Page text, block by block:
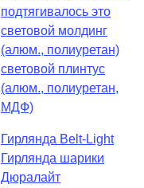
подтягивалось это
световой молдинг
(алюм., полиуретан)
световой плинтус
(алюм., полиуретан,
МДФ)
Гирлянда Belt-Light
Гирлянда шарики
Дюралайт